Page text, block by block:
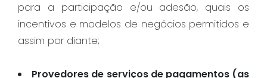
para a participação e/ou adesão, quais os
incentivos e modelos de negócios permitidos e
assim por diante;
Provedores de serviços de pagamentos (as